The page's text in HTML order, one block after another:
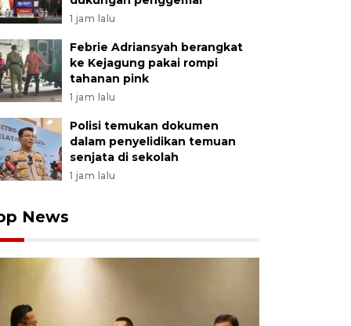
1 jam lalu
Febrie Adriansyah berangkat
ke Kejagung pakai rompi
tahanan pink
1 jam lalu
Polisi temukan dokumen
dalam penyelidikan temuan
senjata di sekolah
1 jam lalu
News